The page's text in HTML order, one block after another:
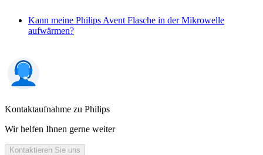
Kann meine Philips Avent Flasche in der Mikrowelle
aufwärmen?
Kontaktaufnahme zu Philips
Wir helfen Ihnen gerne weiter
Kontaktieren Sie uns